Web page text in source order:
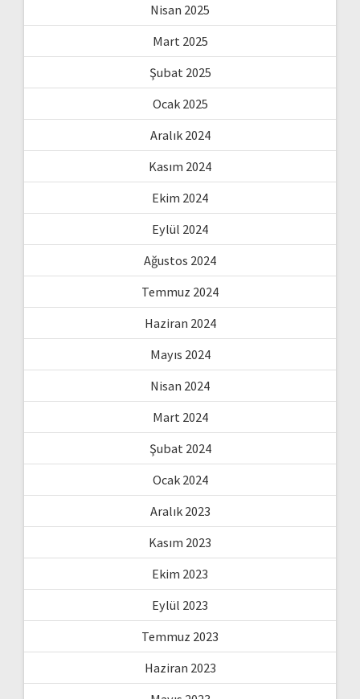
Nisan 2025
Mart 2025
Şubat 2025
Ocak 2025
Aralık 2024
Kasım 2024
Ekim 2024
Eylül 2024
Ağustos 2024
Temmuz 2024
Haziran 2024
Mayıs 2024
Nisan 2024
Mart 2024
Şubat 2024
Ocak 2024
Aralık 2023
Kasım 2023
Ekim 2023
Eylül 2023
Temmuz 2023
Haziran 2023